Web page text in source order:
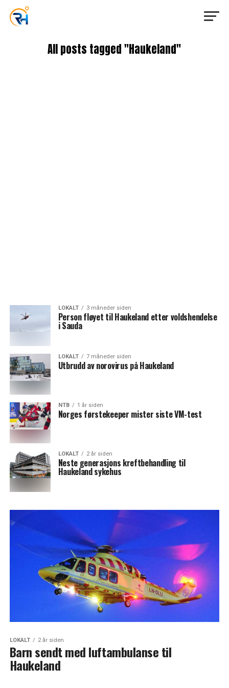
All posts tagged "Haukeland"
LOKALT 3 måneder siden
Person fløyet til Haukeland etter voldshendelse
i Sauda
LOKALT 7 måneder siden
Utbrudd av norovirus på Haukeland
NTB 1 år siden
Norges førstekeeper mister siste VM-test
LOKALT 2 år siden
Neste generasjons kreftbehandling til
Haukeland sykehus
LOKALT 2 år siden
Barn sendt med luftambulanse til
Haukeland